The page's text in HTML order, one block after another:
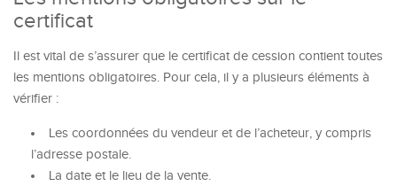
certificat
Il est vital de s’assurer que le certificat de cession contient toutes
les mentions obligatoires. Pour cela, il y a plusieurs éléments à
vérifier :
Les coordonnées du vendeur et de l’acheteur, y compris
l’adresse postale.
La date et le lieu de la vente.